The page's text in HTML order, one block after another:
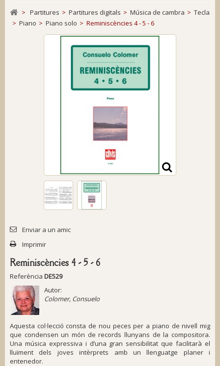
> Partitures > Partitures digitals > Música de cambra > Tecla
> Piano > Piano solo > Reminiscències 4 - 5 - 6
Enviar a un amic
Imprimir
Reminiscències 4 - 5 - 6
Referència DE529
Autor:
Colomer, Consuelo
Aquesta col·lecció consta de nou peces per a piano de nivell mig
que condensen un món de records llunyans de la compositora.
Una música expressiva i d’una gran sensibilitat que facilitarà el
lluïment dels joves intèrprets amb un llenguatge planer i
entenedor.